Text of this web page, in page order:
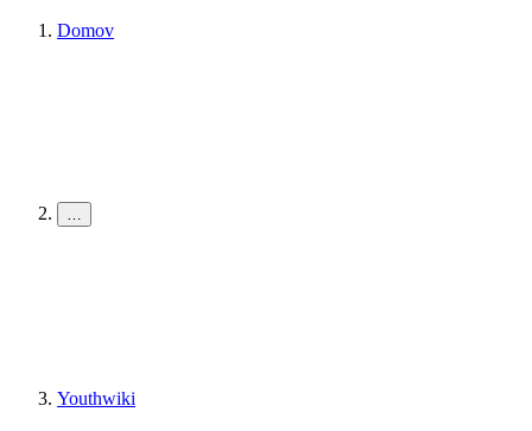
Domov
…
Youthwiki